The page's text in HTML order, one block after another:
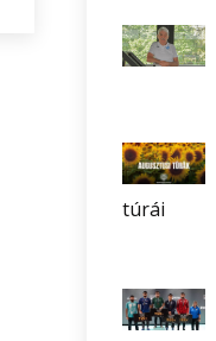
túrái